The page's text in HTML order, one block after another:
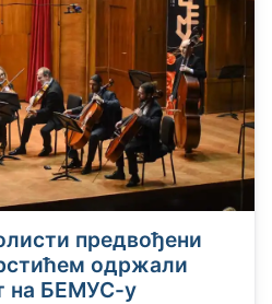
предвођени
одржали
на БЕМУС-у